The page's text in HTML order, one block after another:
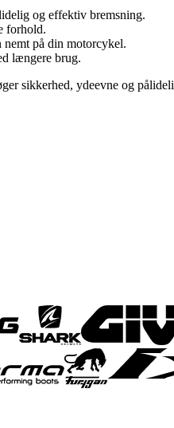
og effektiv bremsning.
forhold.
nemt på din motorcykel.
længere brug.
sikkerhed, ydeevne og